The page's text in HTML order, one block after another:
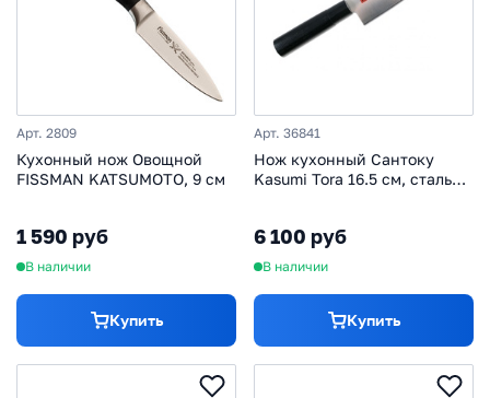
Арт. 2809
Кухонный нож Овощной
FISSMAN KATSUMOTO, 9 см
1 590 руб
В наличии
Купить
Арт. 36841
Нож кухонный Сантоку
Kasumi Tora 16.5 см, сталь
древесина
6 100 руб
В наличии
Купить